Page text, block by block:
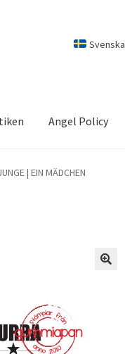
Svenska
Angel Policy
| EIN MÄDCHEN